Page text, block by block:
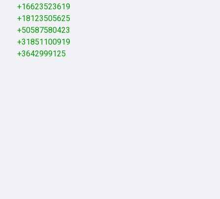
+16623523619
+18123505625
+50587580423
+31851100919
+3642999125